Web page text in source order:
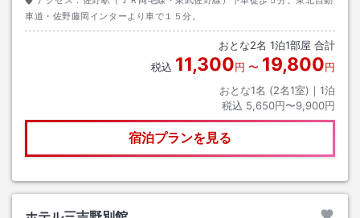
車道・佐野藤岡インターより車で１５分。
おとな2名 1泊1部屋 合計
税込 11,300円 〜 19,800円
おとな1名 (2名1室)｜ 1泊
税込 5,650円〜9,900円
宿泊プランを見る